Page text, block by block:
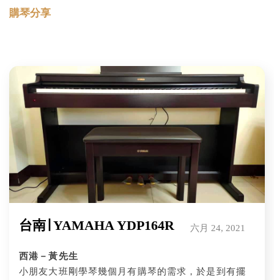
購琴分享
六月 24, 2021
台南∣ YAMAHA YDP164R
西港－黃先生
小朋友大班剛學琴幾個月有購琴的需求，於是到有擺